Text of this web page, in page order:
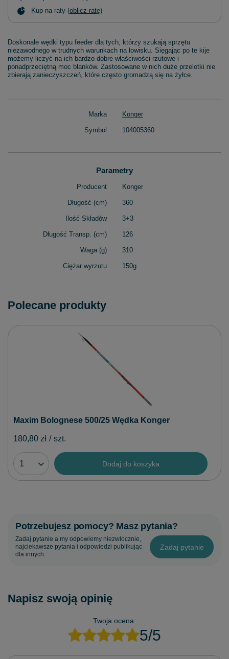
Kup na raty (oblicz ratę)
Doskonałe wędki typu feeder dla tych, którzy szukają sprzętu
niezawodnego w trudnych warunkach na łowisku. Sięgając po te kije
możemy liczyć na ich bardzo dobre właściwości rzutowe i
ponadprzeciętną moc blanków. Zastosowane w nich duże przelotki nie
zbierają zanieczyszczeń, które często gromadzą się na żyłce.
Marka Konger
Symbol 104005360
Parametry
Producent Konger
Długość (cm) 360
Ilość Składów 3+3
Długość Transp. (cm) 126
Waga (g) 310
Ciężar wyrzutu 150g
Polecane produkty
Maxim Bolognese 500/25 Wędka Konger
180,80 zł / szt.
Dodaj do koszyka
Potrzebujesz pomocy? Masz pytania?
Zadaj pytanie a my odpowiemy niezwłocznie,
najciekawsze pytania i odpowiedzi publikując
dla innych.
Zadaj pytanie
Napisz swoją opinię
Twoja ocena:
5/5